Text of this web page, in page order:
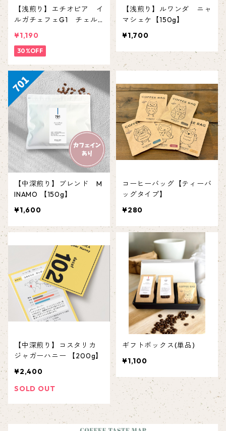
【浅煎り】エチオピア イ
ルガチェフェG1 チェル
¥1,190
30%OFF
【浅煎り】ルワンダ ニャ
マシェケ【150g】
¥1,700
【中深煎り】ブレンド M
INAMO 【150g】
¥1,600
コーヒーバッグ【ティーバ
ッグタイプ】
¥280
【中深煎り】コスタリカ
ジャガーハニー 【200g】
¥2,400
SOLD OUT
ギフトボックス(単品)
¥1,100